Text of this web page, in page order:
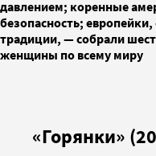
давлением; коренные
безопасность;
традиции, — собрали
женщины по всему миру
«Горянки»